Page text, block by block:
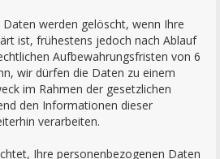
werden gelöscht, wenn Ihre
ist, frühestens jedoch nach Ablauf
Aufbewahrungsfristen von 6
wir dürfen die Daten zu einem
im Rahmen der gesetzlichen
den Informationen dieser
verarbeiten.
Ihre personenbezogenen Daten